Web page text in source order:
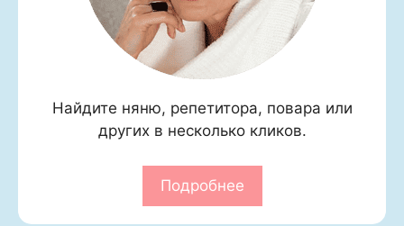
Найдите няню, репетитора, повара или
других в несколько кликов.
Подробнее